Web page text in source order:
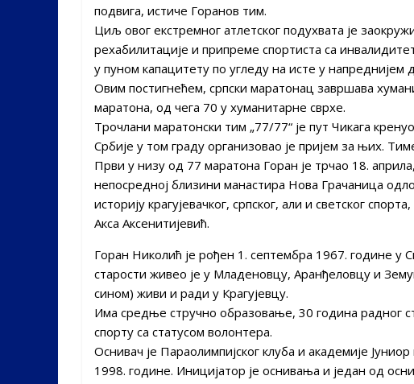
подвига, истиче Горанов тим.
Циљ овог екстремног атлетског подухвата је
рехабилитације и припреме спортиста са
у пуном капацитету по угледу на исте у напреднијем
Овим постигнећем, српски маратонац завршава
маратона, од чега 70 у хуманитарне сврхе.
Трочлани маратонски тим „77/77“ је пут Чикага
Србије у том граду организовао је пријем за њих.
Први у низу од 77 маратона Горан је трчао 18.
непосредној близини манастира Нова Грачаница
историју крагујевачког, српског, али и светског
Акса Аксенитијевић.
Горан Николић је рођен 1. септембра 1967. године у
старости живео је у Младеновцу, Аранђеловцу и
сином) живи и ради у Крагујевцу.
Има средње стручно образовање, 30 година радног
спорту са статусом волонтера.
Оснивач је Параолимпијског клуба и академије
1998. године. Иницијатор је оснивања и један од